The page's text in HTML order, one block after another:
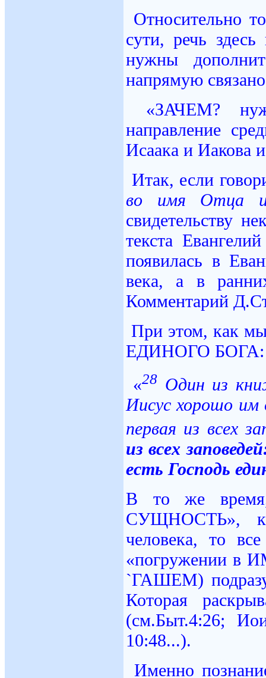
Относительно
сути, речь
нужны
напрямую
«ЗАЧЕМ?
направление
Исаака и Иакова
Итак, если
во имя Отца
свидетельству
текста
появилась в
века, а в
Комментарий
При этом, как
ЕДИНОГО БОГА:
«28 Один из
Иисус хорошо им
первая из всех
из всех
есть Господь
В то же
СУЩНОСТЬ»,
человека, то
«погружении в
`ГАШЕМ)
Которая
(см.Быт.4:26;
10:48...).
Именно